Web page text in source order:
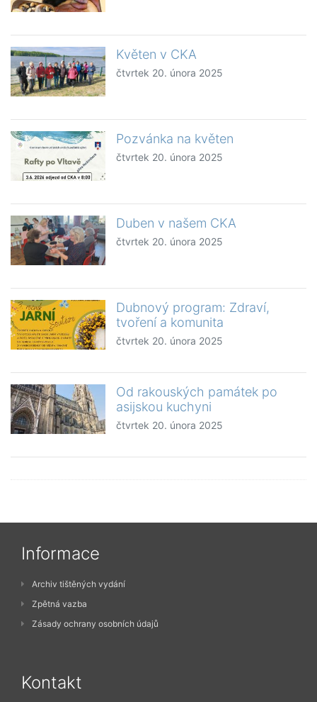
Květen v CKA
čtvrtek 20. února 2025
Pozvánka na květen
čtvrtek 20. února 2025
Duben v našem CKA
čtvrtek 20. února 2025
Dubnový program: Zdraví,
tvoření a komunita
čtvrtek 20. února 2025
Od rakouských památek po
asijskou kuchyni
čtvrtek 20. února 2025
Informace
Archiv tištěných vydání
Zpětná vazba
Zásady ochrany osobních údajů
Kontakt